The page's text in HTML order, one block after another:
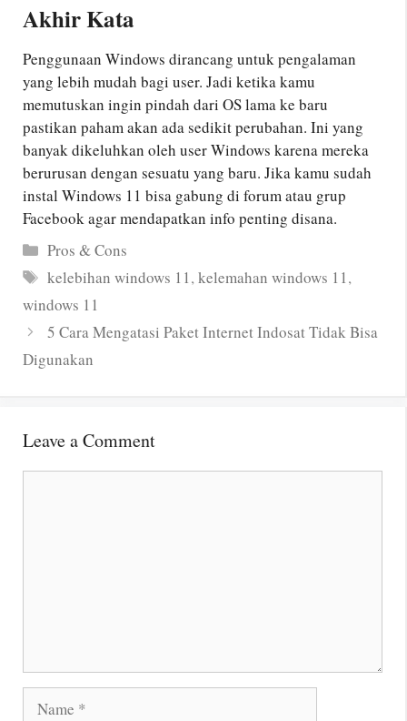
Akhir Kata
Penggunaan Windows dirancang untuk pengalaman
yang lebih mudah bagi user. Jadi ketika kamu
memutuskan ingin pindah dari OS lama ke baru
pastikan paham akan ada sedikit perubahan. Ini yang
banyak dikeluhkan oleh user Windows karena mereka
berurusan dengan sesuatu yang baru. Jika kamu sudah
instal Windows 11 bisa gabung di forum atau grup
Facebook agar mendapatkan info penting disana.
Categories
Pros & Cons
Tags
kelebihan windows 11,kelemahan windows 11,
windows 11
5 Cara Mengatasi Paket Internet Indosat Tidak Bisa
Digunakan
Leave a Comment